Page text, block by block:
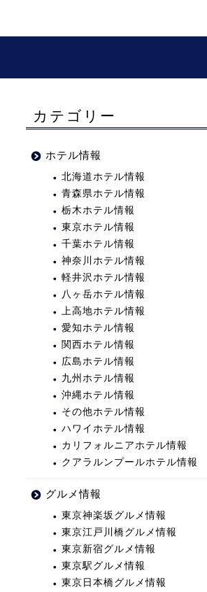
カテゴリー
ホテル情報
北海道ホテル情報
青森県ホテル情報
栃木ホテル情報
東京ホテル情報
千葉ホテル情報
神奈川ホテル情報
軽井沢ホテル情報
八ヶ岳ホテル情報
上高地ホテル情報
愛知ホテル情報
関西ホテル情報
広島ホテル情報
九州ホテル情報
沖縄ホテル情報
その他ホテル情報
ハワイホテル情報
カリフォルニアホテル情報
クアラルンプールホテル情報
グルメ情報
東京神楽坂グルメ情報
東京江戸川橋グルメ情報
東京新宿グルメ情報
東京駅グルメ情報
東京日本橋グルメ情報